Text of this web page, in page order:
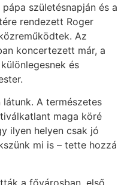
születésnapján és a
rendezett Roger
Az
koncertezett már, a
és
A természetes
maga köré
ilyen helyen csak jó
mi is – tette hozzá
a fővárosban, első